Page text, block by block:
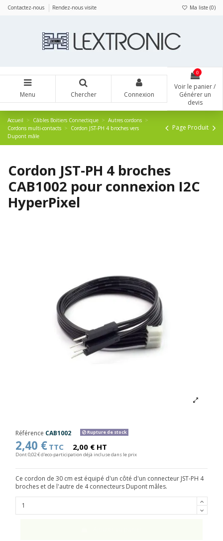
Contactez-nous Rendez-nous visite Ma liste (0)
Menu Chercher Connexion
0
Voir le panier /
Générer un
devis
Accueil Câbles Boitiers Connectique
Autres cordons
Cordons multi-contacts
Cordon JST-PH 4 broches vers
Dupont mâle
Page Produit
Cordon JST-PH 4 broches
CAB1002 pour connexion I2C
HyperPixel
Référence CAB1002 Rupture de stock
2,40 € TTC 2,00 € HT
Dont 0,02 € d'eco-participation déjà incluse dans le prix
Ce cordon de 30 cm est équipé d'un côté d'un connecteur JST-PH 4
broches et de l'autre de 4 connecteurs Dupont mâles.
Panneau de gestion des cookies